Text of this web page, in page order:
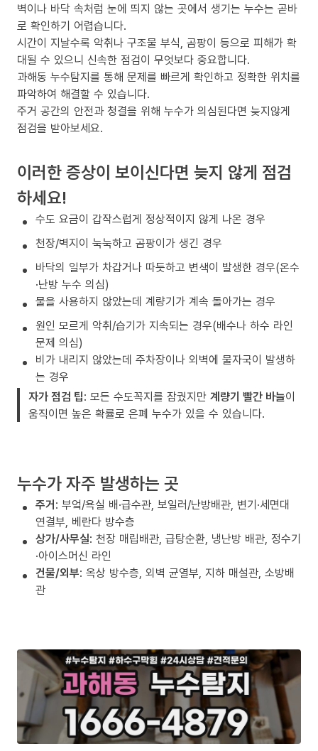
벽이나 바닥 속처럼 눈에 띄지 않는 곳에서 생기는 누수는 곧바
로 확인하기 어렵습니다.
시간이 지날수록 악취나 구조물 부식, 곰팡이 등으로 피해가 확
대될 수 있으니 신속한 점검이 무엇보다 중요합니다.
과해동 누수탐지를 통해 문제를 빠르게 확인하고 정확한 위치를
파악하여 해결할 수 있습니다.
주거 공간의 안전과 청결을 위해 누수가 의심된다면 늦지않게
점검을 받아보세요.
이러한 증상이 보이신다면 늦지 않게 점검
하세요!
수도 요금이 갑작스럽게 정상적이지 않게 나온 경우
천장/벽지이 눅눅하고 곰팡이가 생긴 경우
바닥의 일부가 차갑거나 따듯하고 변색이 발생한 경우(온수
·난방 누수 의심)
물을 사용하지 않았는데 계량기가 계속 돌아가는 경우
원인 모르게 악취/습기가 지속되는 경우(배수나 하수 라인
문제 의심)
비가 내리지 않았는데 주차장이나 외벽에 물자국이 발생하
는 경우
자가 점검 팁: 모든 수도꼭지를 잠궜지만 계량기 빨간 바늘이
움직이면 높은 확률로 은폐 누수가 있을 수 있습니다.
누수가 자주 발생하는 곳
주거: 부엌/욕실 배·급수관, 보일러/난방배관, 변기·세면대
연결부, 베란다 방수층
상가/사무실: 천장 매립배관, 급탕순환, 냉난방 배관, 정수기
·아이스머신 라인
건물/외부: 옥상 방수층, 외벽 균열부, 지하 매설관, 소방배
관